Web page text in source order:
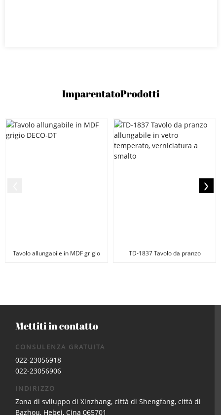
ImparentatoProdotti
Tavolo allungabile in MDF grigio
TD-1837 Tavolo da pranzo
Mettiti in contatto
CONSULENZA GRATUITA
022-23056918
022-23056906
INDIRIZZO
Zona di sviluppo di Xinzhang, città di Shengfang, città di
Bazhou, Hebei, Cina 065701